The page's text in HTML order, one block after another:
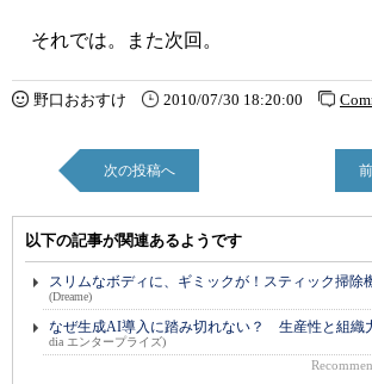
それでは。また次回。
野口おおすけ 2010/07/30 18:20:00
次の投稿へ
以下の記事が関連あるようです
スリムなボディに、ギミックが！スティック掃除
(Dreame)
なぜ生成AI導入に踏み切れない？ 生産性と組織
dia エンタープライズ)